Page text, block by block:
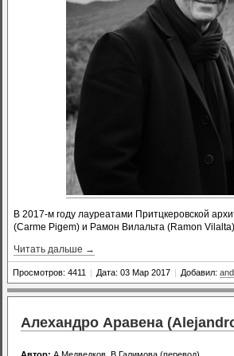
В 2017-м году лауреатами Притцкеровской
(Carme Pigem) и Рамон Вилальта (Ramon
Читать дальше →
Просмотров: 4411 Дата: 03 Мар 2017 Добавил:
Алехандро Аравена